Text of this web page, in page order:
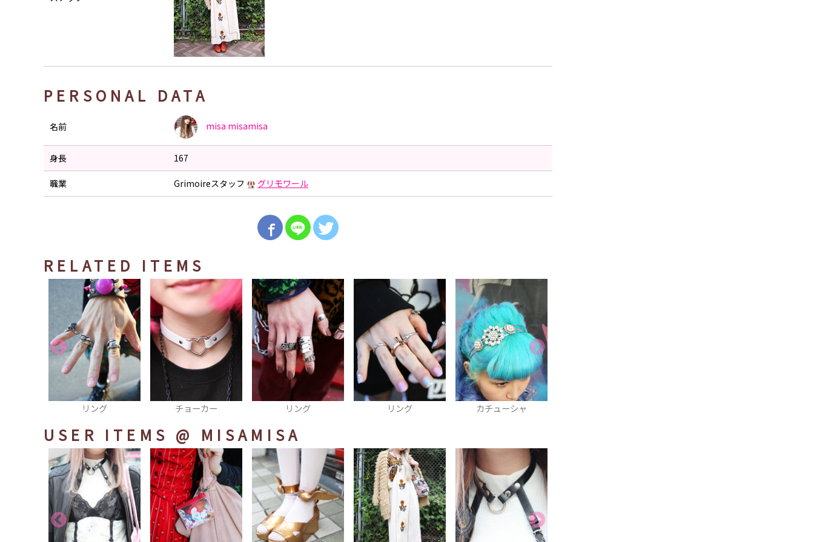
PERSONAL DATA
名前 misa misamisa
身長 167
職業 Grimoireスタッフ グリモワール
RELATED ITEMS
チョーカー リング リング カチューシャ ベルト
USER ITEMS @ MISAMISA